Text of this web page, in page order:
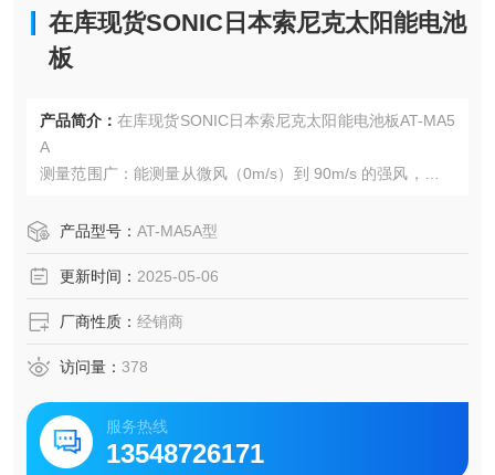
在库现货SONIC日本索尼克太阳能电池
板
产品简介： 在库现货SONIC日本索尼克太阳能电池板AT-MA5
A
测量范围广：能测量从微风（0m/s）到 90m/s 的强风，可满
局部强风灾害观测等都能适用。
产品型号： AT-MA5A型
更新时间： 2025-05-06
厂商性质： 经销商
访问量： 378
服务热线
13548726171